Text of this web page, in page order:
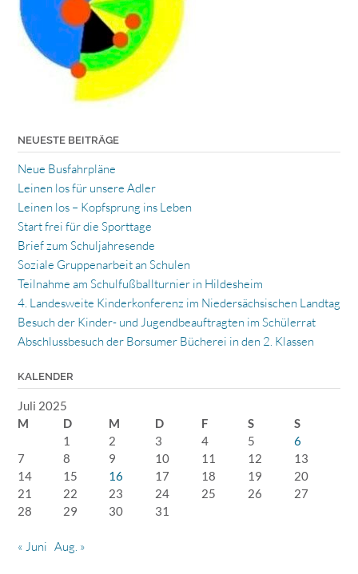
NEUESTE BEITRÄGE
Neue Busfahrpläne
Leinen los für unsere Adler
Leinen los – Kopfsprung ins Leben
Start frei für die Sporttage
Brief zum Schuljahresende
Soziale Gruppenarbeit an Schulen
Teilnahme am Schulfußballturnier in Hildesheim
4. Landesweite Kinderkonferenz im Niedersächsischen Landtag
Besuch der Kinder- und Jugendbeauftragten im Schülerrat
Abschlussbesuch der Borsumer Bücherei in den 2. Klassen
KALENDER
Juli 2025
M
D M D F S
S
1
2 3 4 5
6
7
8 9 10 11 12
13
14
15 16 17 18 19
20
21
22 23 24 25 26
27
28
29 30 31
« Juni Aug. »